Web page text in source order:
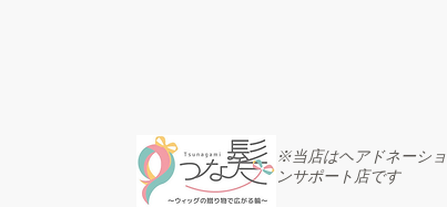
※当店はヘアドネーショ
ンサポート店です